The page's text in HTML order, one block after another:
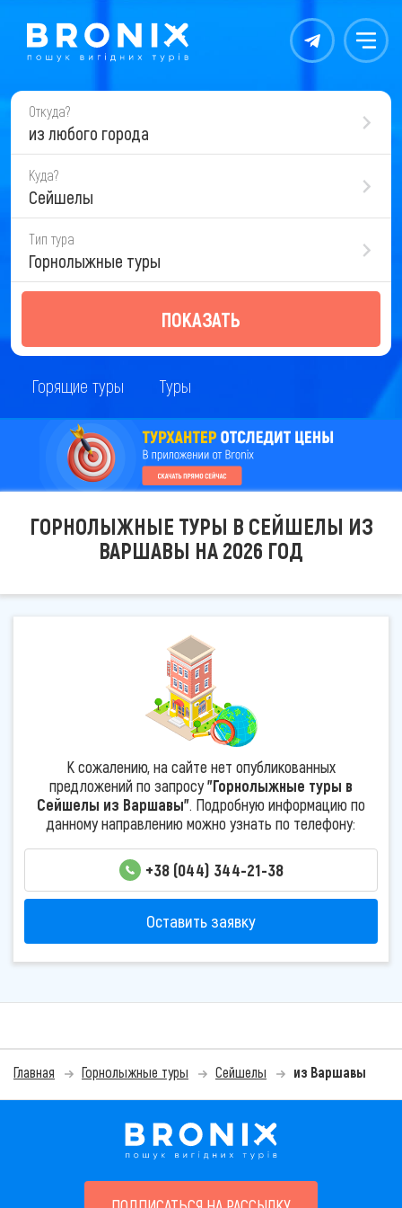
Контакты Меню
Откуда?
из любого города
Куда?
Сейшелы
Тип тура
Горнолыжные туры
ПОКАЗАТЬ
Горящие туры Туры
ГОРНОЛЫЖНЫЕ ТУРЫ В СЕЙШЕЛЫ ИЗ
ВАРШАВЫ НА 2026 ГОД
К сожалению, на сайте нет опубликованных
предложений по запросу"Горнолыжные туры в
Сейшелы из Варшавы". Подробную информацию по
данному направлению можно узнать по телефону:
+38 (044) 344-21-38
Оставить заявку
Главная Горнолыжные туры Сейшелы из Варшавы